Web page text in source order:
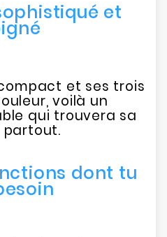
et
et ses trois
voilà un
qui trouvera sa
partout.
dont tu